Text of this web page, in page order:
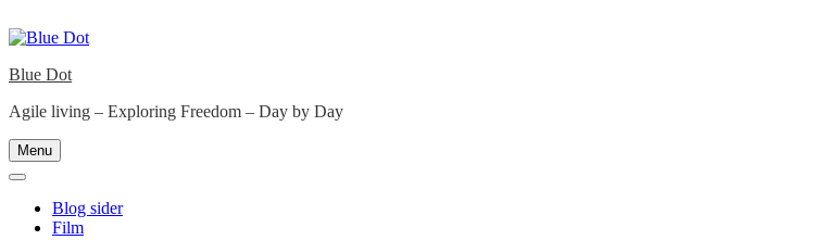
to
Blue Dot
Agile living – Exploring Freedom – Day by Day
Menu
Blog sider
Film